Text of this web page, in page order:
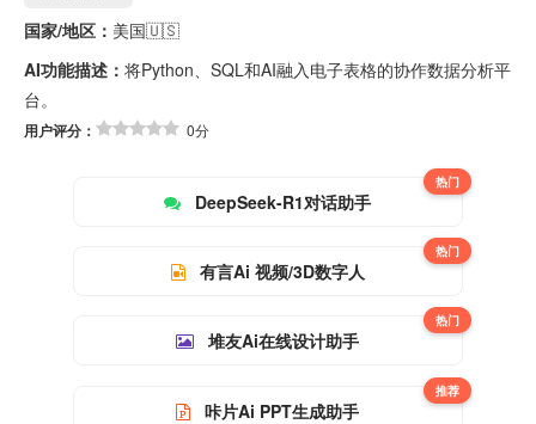
国家/地区： 美国🇺🇸
AI功能描述： 将Python、SQL和AI融入电子表格的协作数据分析平
台。
用户评分： 0分
DeepSeek-R1对话助手
热门
有言Ai 视频/3D数字人
热门
堆友Ai在线设计助手
热门
咔片Ai PPT生成助手
推荐